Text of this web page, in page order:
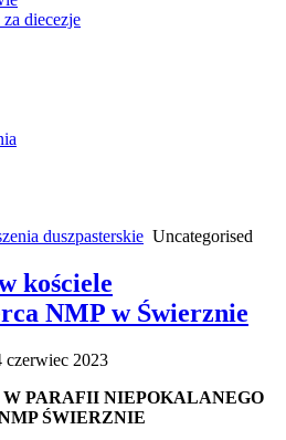
diecezje
duszpasterskie Uncategorised
kościele
NMP w Świerznie
czerwiec 2023
PARAFII NIEPOKALANEGO
ŚWIERZNIE